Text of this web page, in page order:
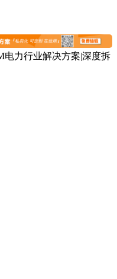
电力行业解决方案|深度拆